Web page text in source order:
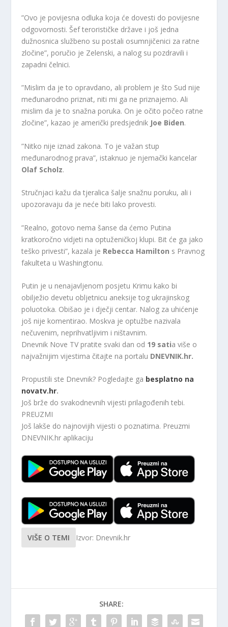
”Ovo je povijesna odluka koja će dovesti do povijesne
odgovornosti. Šef terorističke države i još jedna
dužnosnica službeno su postali osumnjičenici za ratne
zločine”, poručio je Zelenski, a nalog su pozdravili i
zapadni čelnici.
”Mislim da je to opravdano, ali problem je što Sud nije
međunarodno priznat, niti mi ga ne priznajemo. Ali
mislim da je to snažna poruka. On je očito počeo ratne
zločine”, kazao je američki predsjednik Joe Biden.
”Nitko nije iznad zakona. To je važan stup
međunarodnog prava”, istaknuo je njemački kancelar
Olaf Scholz.
Stručnjaci kažu da tjeralica šalje snažnu poruku, ali i
upozoravaju da je neće biti lako provesti.
”Realno, gotovo nema šanse da ćemo Putina
kratkoročno vidjeti na optuženičkoj klupi. Bit će ga jako
teško privesti”, kazala je Rebecca Hamilton s Pravnog
fakulteta u Washingtonu.
Putin je u nenajavljenom posjetu Krimu kako bi
obilježio devetu obljetnicu aneksije tog ukrajinskog
poluotoka. Obišao je i dječji centar. Nalog za uhićenje
još nije komentirao. Moskva je optužbe nazivala
nečuvenim, neprihvatljivim i ništavnim.
Dnevnik Nove TV pratite svaki dan od 19 satia više o
najvažnijim vijestima čitajte na portalu DNEVNIK.hr.
Propustili ste Dnevnik? Pogledajte ga besplatno na
novatv.hr.
Još brže do svakodnevnih vijesti prilagođenih tebi.
PREUZMI
Još lakše do najnovijih vijesti o poznatima. Preuzmi
DNEVNIK.hr aplikaciju
VIŠE O TEMI Izvor: Dnevnik.hr
SHARE: